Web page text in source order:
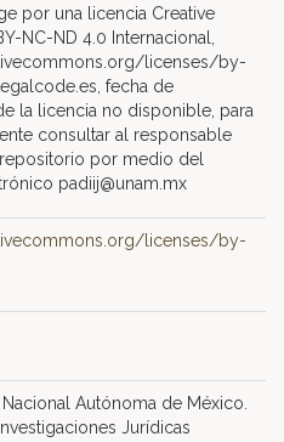
por una licencia Creative
NC-ND 4.0 Internacional,
licenses/by-
fecha de
la licencia no disponible, para
consultar al responsable
por medio del
padiij@unam.mx
licenses/by-
Autónoma de México.
Jurídicas